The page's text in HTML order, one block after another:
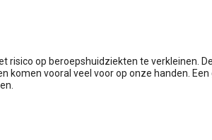
risico op beroepshuidziekten te verkleinen.
komen vooral veel voor op onze handen.